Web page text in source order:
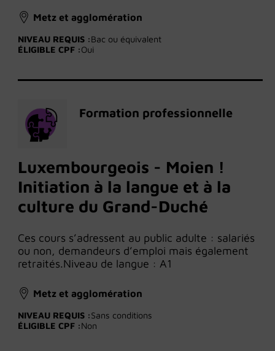
Metz et agglomération
NIVEAU REQUIS :Bac ou équivalent
ÉLIGIBLE CPF :Oui
Formation professionnelle
Luxembourgeois - Moien !
Initiation à la langue et à la
culture du Grand-Duché
Ces cours s’adressent au public adulte : salariés
ou non, demandeurs d’emploi mais également
retraités.Niveau de langue : A1
Metz et agglomération
NIVEAU REQUIS :Sans conditions
ÉLIGIBLE CPF :Non